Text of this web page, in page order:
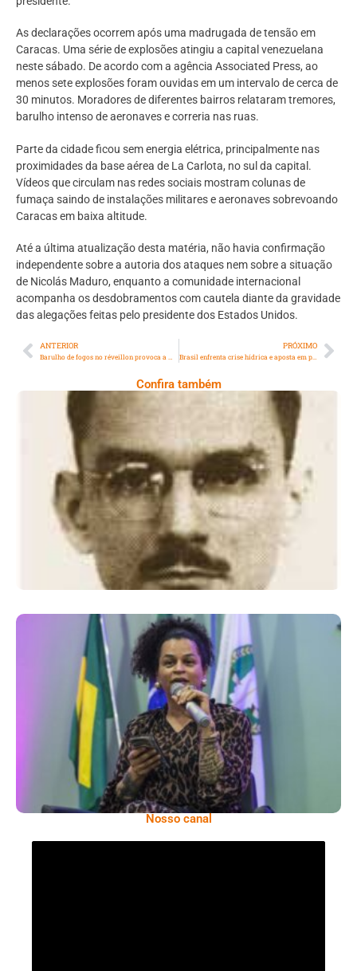
As declarações ocorrem após uma madrugada de tensão em
Caracas. Uma série de explosões atingiu a capital venezuelana
neste sábado. De acordo com a agência Associated Press, ao
menos sete explosões foram ouvidas em um intervalo de cerca de
30 minutos. Moradores de diferentes bairros relataram tremores,
barulho intenso de aeronaves e correria nas ruas.
Parte da cidade ficou sem energia elétrica, principalmente nas
proximidades da base aérea de La Carlota, no sul da capital.
Vídeos que circulam nas redes sociais mostram colunas de
fumaça saindo de instalações militares e aeronaves sobrevoando
Caracas em baixa altitude.
Até a última atualização desta matéria, não havia confirmação
independente sobre a autoria dos ataques nem sobre a situação
de Nicolás Maduro, enquanto a comunidade internacional
acompanha os desdobramentos com cautela diante da gravidade
das alegações feitas pelo presidente dos Estados Unidos.
ANTERIOR PRÓXIMO
Brasil enfrenta crise hídrica e aposta em projetos para reduzir consumo de água em 25% até 2033
Confira também
Mário Alves, Um Dos Principais Opositores
Da Ditadura Militar Brasileira
Neon Cunha, Referência Na Defesa Dos
Direitos Da População LGBTQIAPN+
Nosso canal